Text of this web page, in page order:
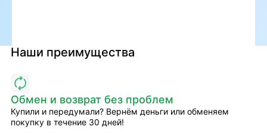
Наши преимущества
Обмен и возврат без проблем
Купили и передумали? Вернём деньги или обменяем
покупку в течение 30 дней!